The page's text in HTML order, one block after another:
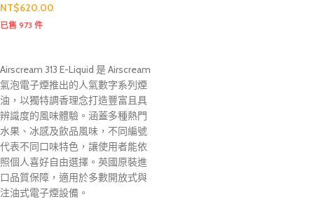
NT$620.00
已售 973 件
Airscream 313 E-Liquid 是 Airscream
氣泡電子煙推出的人氣數字系列煙
油，以獨特調香理念打造豐富且具
辨識度的風味體驗。涵蓋多種熱門
水果、冰感及飲品風味，不同編號
代表不同口味特色，讓使用者能依
照個人喜好自由選擇。英國原裝進
口品質保障，適用於多數開放式與
注油式電子煙設備。